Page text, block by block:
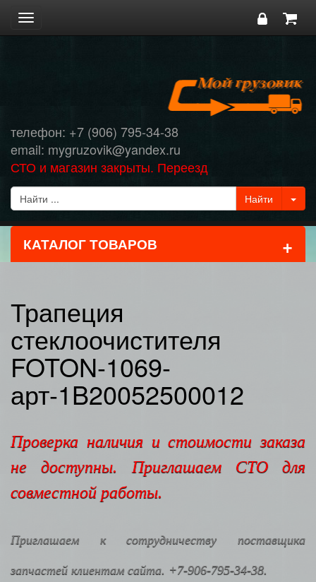
Toggle
navigation
телефон: +7 (906) 795-34-38
email: mygruzovik@yandex.ru
СТО и магазин закрыты. Переезд
КАТАЛОГ ТОВАРОВ +
Трапеция
стеклоочистителя
FOTON-1069-
арт-1B20052500012
Проверка наличия и стоимости заказа
не доступны. Приглашаем СТО для
совместной работы.
Приглашаем к сотрудничеству поставщика
запчастей клиентам сайта. +7-906-795-34-38.